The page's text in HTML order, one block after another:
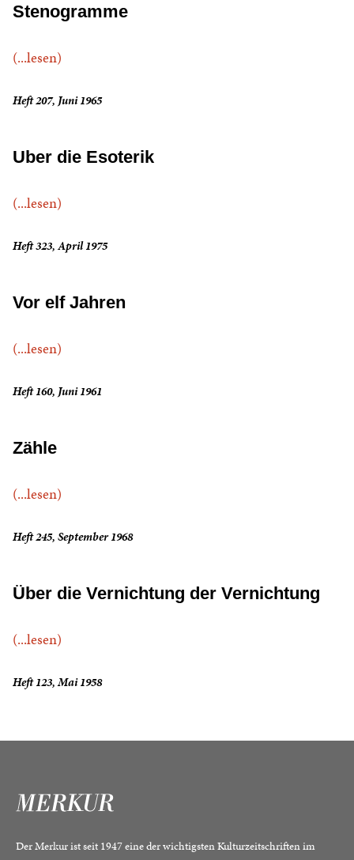
Stenogramme
(...lesen)
Heft 207, Juni 1965
Uber die Esoterik
(...lesen)
Heft 323, April 1975
Vor elf Jahren
(...lesen)
Heft 160, Juni 1961
Zähle
(...lesen)
Heft 245, September 1968
Über die Vernichtung der Vernichtung
(...lesen)
Heft 123, Mai 1958
Der Merkur ist seit 1947 eine der wichtigsten Kulturzeitschriften im